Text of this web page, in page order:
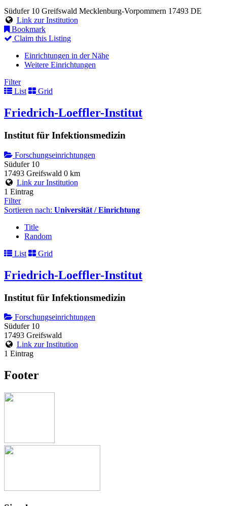
Südufer 10 Greifswald Mecklenburg-Vorpommern 17493 DE
Link zur Institution
Bookmark
Claim this Listing
Einrichtungen in der Nähe
Weitere Einrichtungen
Filter
List
Grid
Friedrich-Loeffler-Institut
Institut für Infektionsmedizin
Forschungseinrichtungen
Südufer 10
17493 Greifswald 0 km
Link zur Institution
1 Eintrag
Filter
Sortieren nach: Universität / Einrichtung
Title
Random
List
Grid
Friedrich-Loeffler-Institut
Institut für Infektionsmedizin
Forschungseinrichtungen
Südufer 10
17493 Greifswald
Link zur Institution
1 Eintrag
Footer